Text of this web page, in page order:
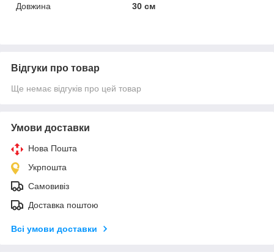
Довжина
30 см
Відгуки про товар
Ще немає відгуків про цей товар
Умови доставки
Нова Пошта
Укрпошта
Самовивіз
Доставка поштою
Всі умови доставки